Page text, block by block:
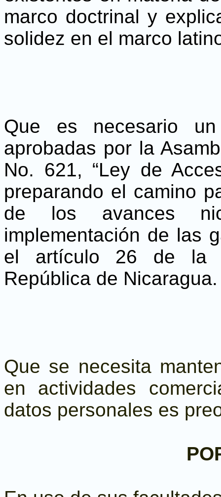
marco doctrinal y
solidez en el marco
Que es necesario
aprobadas por la
No. 621, “Ley de
preparando el camino
de los avances
implementación de las
el artículo 26 de la
República de Nicaragua.
Que se necesita
en actividades
datos personales es